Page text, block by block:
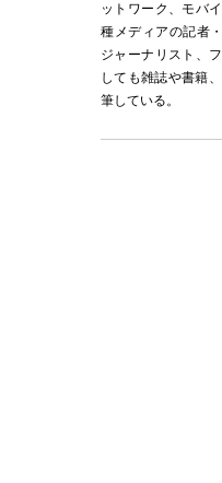
ットワーク、モバ
種メディアの記者
ジャーナリスト、
しても雑誌や書籍
筆している。